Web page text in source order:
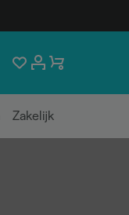
Zakelijk